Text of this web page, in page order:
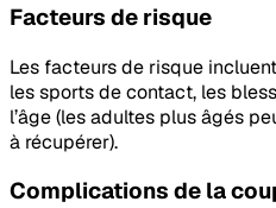
Facteurs de risque
Les facteurs de risque
les sports de contact, les
l’âge (les adultes plus âgés
à récupérer).
Complications de la